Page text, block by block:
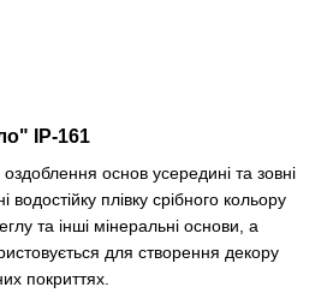
ІР-161
основ усередині та зовні
плівку срібного кольору
та інші мінеральні основи, а
для створення декору
покриттях.